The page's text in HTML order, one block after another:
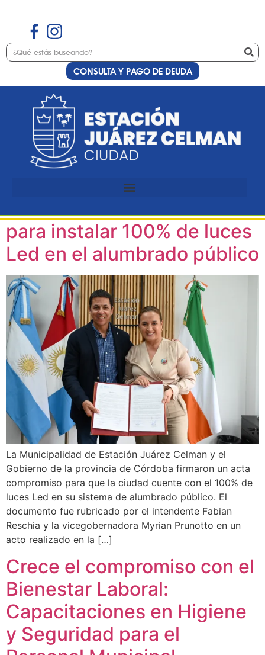
CONSULTA Y PAGO DE DEUDA
Etiqueta:Obras
Públicas
El intendente Reschia firmó
para instalar 100% de luces
Led en el alumbrado público
La Municipalidad de Estación Juárez Celman y el
Gobierno de la provincia de Córdoba firmaron un acta
compromiso para que la ciudad cuente con el 100% de
luces Led en su sistema de alumbrado público. El
documento fue rubricado por el intendente Fabian
Reschia y la vicegobernadora Myrian Prunotto en un
acto realizado en la […]
Crece el compromiso con el
Bienestar Laboral:
Capacitaciones en Higiene
y Seguridad para el